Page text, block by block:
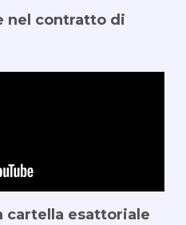
nel contratto di
cartella esattoriale